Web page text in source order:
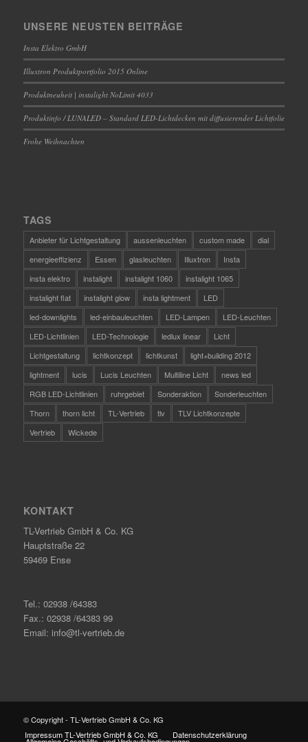
UNSERE NEUSTEN BEITRÄGE
Insta Elektro GmbH
Illuxtron Produktportfolio 2015 Online
Produktneuheit | instalight NoLimit 4033
Produktinfo / LUNALED – Standard LED-Lichtdecken mit diffusierender Lichtfolie
Frohe Weihnachten
TAGS
Anbieter für Lichtgestaltung aussenleuchten custom made
dial
energieeffizienz
Essen glasleuchten Illuxtron
Insta
insta elektro
instalight instalight 1060
instalight 1065
instalight flat
instalight glow insta lightment
LED
led-downlights
led-einbauleuchten LED-Lampen
LED-Leuchten
LED-Lichtlinien
LED-Technologie ledlux linear
Licht
Lichtgestaltung
lichtkonzept lichtkunst
light+building 2012
lightment
lucis Lucis Leuchten Multiline Licht
news led
RGB LED-Lichtlinien
ruhrgebiet Sonderaktion
Sonderleuchten
Thorn
thorn licht TL-Vertrieb tlv
TLV Lichtkonzepte
Vertrieb
Wickede
KONTAKT
TL-Vertrieb GmbH & Co. KG
Hauptstraße 22
59469 Ense
Tel.: 02938 /64383
Fax.: 02938 /64383 99
Email: info@tl-vertrieb.de
© Copyright - TL-Vertrieb GmbH & Co. KG
Impressum TL-Vertrieb GmbH & Co. KG
Datenschutzerklärung